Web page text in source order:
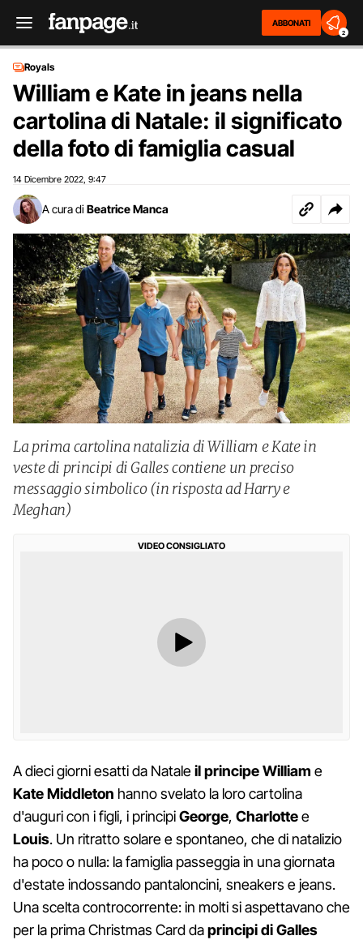
ABBONATI
2
Royals
William e Kate in jeans nella
cartolina di Natale: il significato
della foto di famiglia casual
14 Dicembre 2022 9:47
A cura di Beatrice Manca
La prima cartolina natalizia di William e Kate in
veste di principi di Galles contiene un preciso
messaggio simbolico (in risposta ad Harry e
Meghan)
VIDEO CONSIGLIATO
A dieci giorni esatti da Nataleil principe William e
Kate Middleton hanno svelato la loro cartolina
d'auguri con i figli, i principiGeorge, Charlottee
Louis. Un ritratto solare e spontaneo, che di natalizio
ha poco o nulla: la famiglia passeggia in una giornata
d'estate indossando pantaloncini, sneakers e jeans.
Una scelta controcorrente: in molti si aspettavano che
per la prima Christmas Card daprincipi di Galles